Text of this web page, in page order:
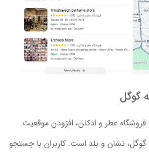
عطر و ادکلن، افزودن موقعیت
نشان و بلد است. کاربران با جستجو